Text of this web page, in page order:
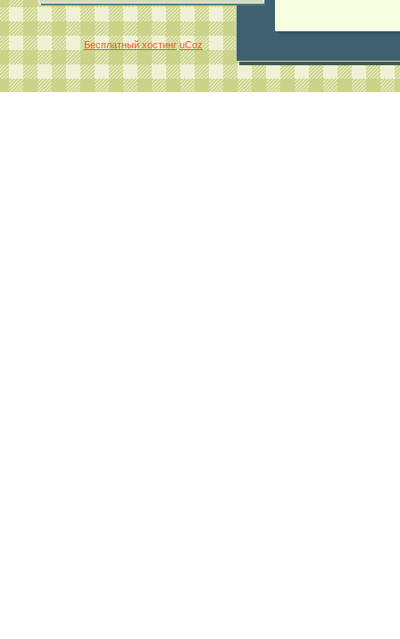
Бесплатный хостинг uCoz